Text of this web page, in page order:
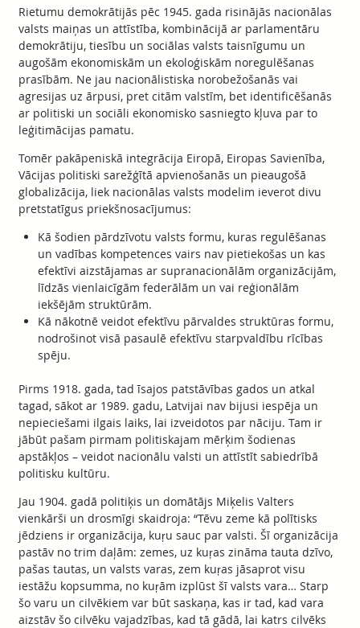
Rietumu demokrātijās pēc 1945. gada risinājās nacionālas
valsts maiņas un attīstība, kombinācijā ar parlamentāru
demokrātiju, tiesību un sociālas valsts taisnīgumu un
augošām ekonomiskām un ekoloģiskām noregulēšanas
prasībām. Ne jau nacionālistiska norobežošanās vai
agresijas uz ārpusi, pret citām valstīm, bet identificēšanās
ar politiski un sociāli ekonomisko sasniegto kļuva par to
leģitimācijas pamatu.
Tomēr pakāpeniskā integrācija Eiropā, Eiropas Savienība,
Vācijas politiski sarežģītā apvienošanās un pieaugošā
globalizācija, liek nacionālas valsts modelim ieverot divu
pretstatīgus priekšnosacījumus:
Kā šodien pārdzīvotu valsts formu, kuras regulēšanas
un vadības kompetences vairs nav pietiekošas un kas
efektīvi aizstājamas ar supranacionālām organizācijām,
līdzās vienlaicīgām federālām un vai reģionālām
iekšējām struktūrām.
Kā nākotnē veidot efektīvu pārvaldes struktūras formu,
nodrošinot visā pasaulē efektīvu starpvaldību rīcības
spēju.
Pirms 1918. gada, tad īsajos patstāvības gados un atkal
tagad, sākot ar 1989. gadu, Latvijai nav bijusi iespēja un
nepieciešami ilgais laiks, lai izveidotos par nāciju. Tam ir
jābūt pašam pirmam politiskajam mērķim šodienas
apstākļos – veidot nacionālu valsti un attīstīt sabiedrībā
politisku kultūru.
Jau 1904. gadā politiķis un domātājs Miķelis Valters
vienkārši un drosmīgi skaidroja: “Tēvu zeme kā polītisks
jēdziens ir organizācija, kuŗu sauc par valsti. Šī organizācija
pastāv no trim daļām: zemes, uz kuŗas zināma tauta dzīvo,
pašas tautas, un valsts varas, zem kuŗas jāsaprot visu
iestāžu kopsumma, no kuŗām izplūst šī valsts vara… Starp
šo varu un cilvēkiem var būt saskaņa, kas ir tad, kad vara
aizstāv šo cilvēku vajadzības, kad tā gādā, lai katrs cilvēks